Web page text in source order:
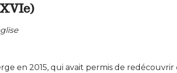
en 2015, qui avait permis de redécouvrir